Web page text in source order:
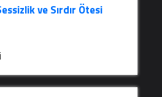
ve Sırdır Ötesi